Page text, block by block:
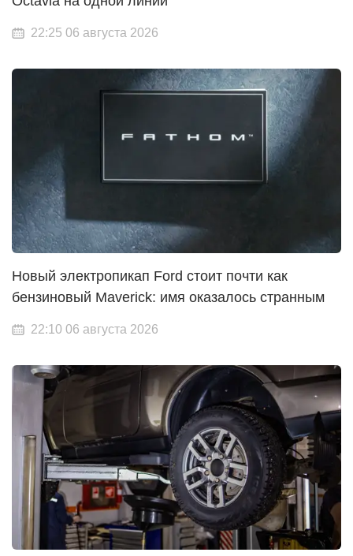
22:25 06 августа 2026
Новый электропикап Ford стоит почти как
бензиновый Maverick: имя оказалось странным
22:10 06 августа 2026